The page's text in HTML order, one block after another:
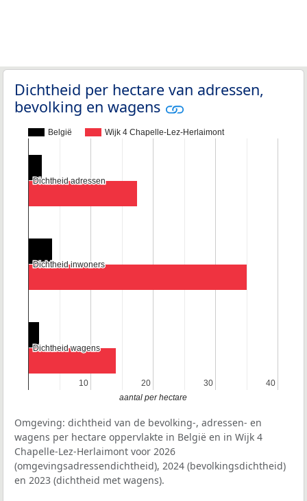
Dichtheid per hectare van adressen,
bevolking en wagens
België Wijk 4 Chapelle-Lez-Herlaimont
10
10 20
20 30
30 40
40
Dichtheid adressen
Dichtheid adressen
Dichtheid inwoners
Dichtheid inwoners
Dichtheid wagens
Dichtheid wagens
aantal per hectare
Omgeving: dichtheid van de bevolking-, adressen- en
wagens per hectare oppervlakte in België en in Wijk 4
Chapelle-Lez-Herlaimont voor 2026
(omgevingsadressendichtheid), 2024 (bevolkingsdichtheid)
en 2023 (dichtheid met wagens).